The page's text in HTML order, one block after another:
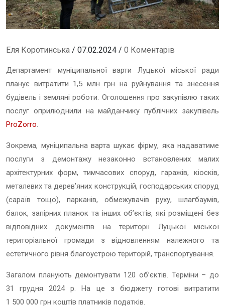
Еля Коротинська / 07.02.2024 / 0 Коментарів
Департамент муніципальної варти Луцької міської ради
планує витратити 1,5 млн грн на руйнування та знесення
будівель і земляні роботи. Оголошення про закупівлю таких
послуг оприлюднили на майданчику публічних закупівель
ProZorro.
Зокрема, муніципальна варта шукає фірму, яка надаватиме
послуги з демонтажу незаконно встановлених малих
архітектурних форм, тимчасових споруд, гаражів, кіосків,
металевих та дерев’яних конструкцій, господарських споруд
(сараїв тощо), парканів, обмежувачів руху, шлагбаумів,
балок, запірних планок та інших об’єктів, які розміщені без
відповідних документів на території Луцької міської
територіальної громади з відновленням належного та
естетичного рівня благоустрою територій, транспортування.
Загалом планують демонтувати 120 об’єктів. Терміни – до
31 грудня 2024 р. На це з бюджету готові витратити
1 500 000 грн коштів платників податків.